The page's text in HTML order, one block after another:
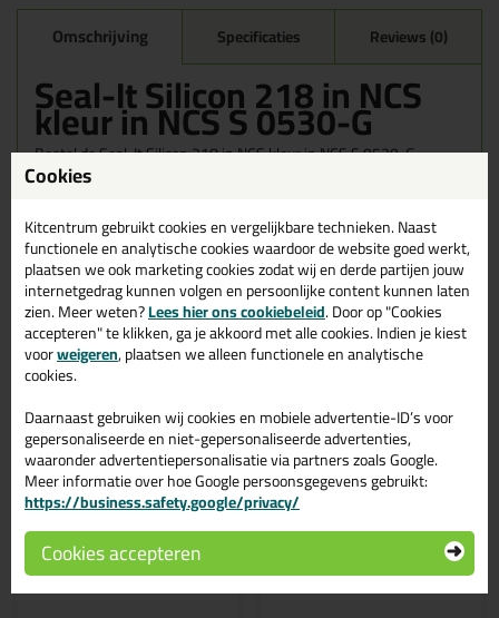
Omschrijving Specificaties Reviews (0)
Seal-It Silicon 218 in NCS
kleur in NCS S 0530-G
Bestel de Seal-It Silicon 218 in NCS kleur in NCS S 0530-G
vandaag nog! Vandaag besteld = morgen in huis.
Wil je meer weten over de toepassing en kenmerken van dit
product?Lees alles over dit product >
Gerelateerde producten
Cookies
Kitcentrum gebruikt cookies en vergelijkbare technieken. Naast
functionele en analytische cookies waardoor de website goed werkt,
plaatsen we ook marketing cookies zodat wij en derde partijen jouw
internetgedrag kunnen volgen en persoonlijke content kunnen laten
zien. Meer weten?Lees hier ons cookiebeleid. Door op "Cookies
accepteren" te klikken, ga je akkoord met alle cookies. Indien je kiest
voorweigeren, plaatsen we alleen functionele en analytische
cookies.
Daarnaast gebruiken wij cookies en mobiele advertentie-ID’s voor
gepersonaliseerde en niet-gepersonaliseerde advertenties,
waaronder advertentiepersonalisatie via partners zoals Google.
Meer informatie over hoe Google persoonsgegevens gebruikt:
https://business.safety.google/privacy/
Cookies accepteren